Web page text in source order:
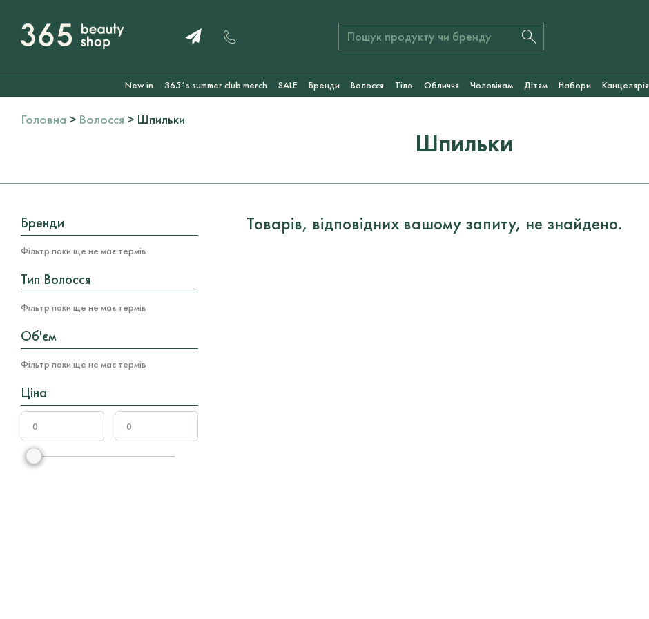
New in 365ʼs summer club merch SALE Бренди Волосся Тіло Обличчя Чоловікам Дітям Набори Канцелярія
Головна > Волосся > Шпильки
Шпильки
Бренди
Фільтр поки ще не має термів
Тип Волосся
Фільтр поки ще не має термів
Об'єм
Фільтр поки ще не має термів
Ціна
Товарів, відповідних вашому запиту, не знайдено.